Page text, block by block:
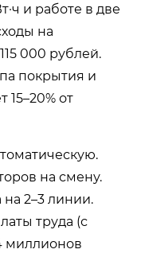
и работе в две
на
000 рублей.
покрытия и
15–20% от
на смену.
2–3 линии.
труда (с
миллионов